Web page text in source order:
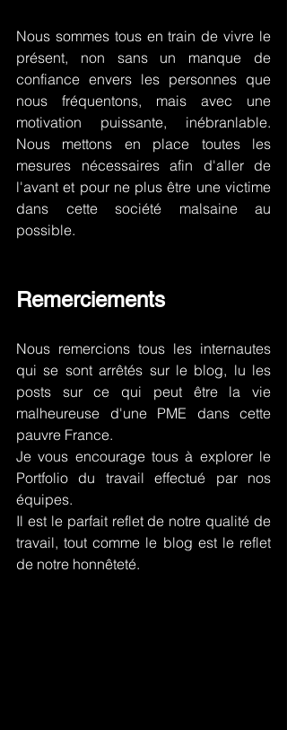
Nous sommes tous en train de vivre le
présent, non sans un manque de
confiance envers les personnes que
nous fréquentons, mais avec une
motivation puissante, inébranlable.
Nous mettons en place toutes les
mesures nécessaires afin d'aller de
l'avant et pour ne plus être une victime
dans cette société malsaine au
possible.
Remerciements
Nous remercions tous les internautes
qui se sont arrêtés sur le blog, lu les
posts sur ce qui peut être la vie
malheureuse d'une PME dans cette
pauvre France.
Je vous encourage tous à explorer le
Portfolio du travail effectué par nos
équipes.
Il est le parfait reflet de notre qualité de
travail, tout comme le blog est le reflet
de notre honnêteté.